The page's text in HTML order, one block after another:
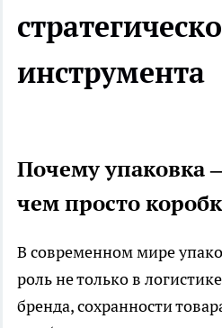
инструмента
Почему упаковка
чем просто
В современном мире
роль не только в
бренда, сохранности